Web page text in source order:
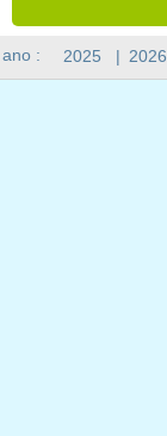
: 2025 | 2026